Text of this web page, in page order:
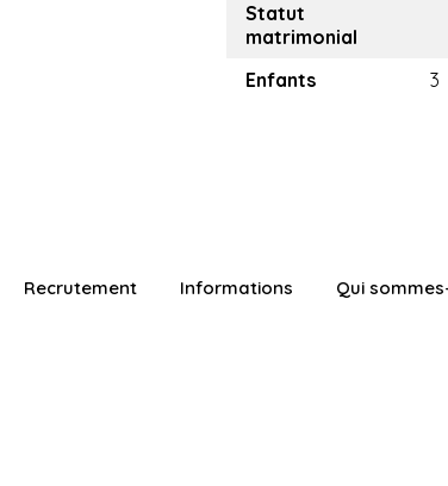
Statut
matrimonial
Enfants
3
Recrutement Informations Qui